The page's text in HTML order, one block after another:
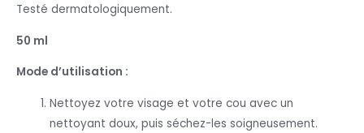
Testé dermatologiquement.
50 ml
Mode d’utilisation :
Nettoyez votre visage et votre cou avec un
nettoyant doux, puis séchez-les soigneusement.